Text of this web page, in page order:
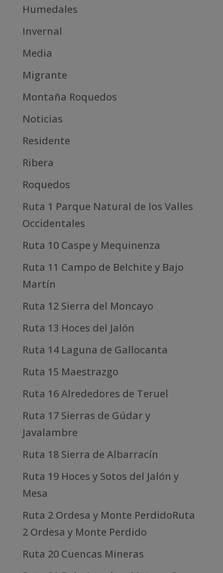
Humedales
Invernal
Media
Migrante
Montaña Roquedos
Noticias
Residente
Ribera
Roquedos
Ruta 1 Parque Natural de los Valles
Occidentales
Ruta 10 Caspe y Mequinenza
Ruta 11 Campo de Belchite y Bajo
Martín
Ruta 12 Sierra del Moncayo
Ruta 13 Hoces del Jalón
Ruta 14 Laguna de Gallocanta
Ruta 15 Maestrazgo
Ruta 16 Alrededores de Teruel
Ruta 17 Sierras de Gúdar y
Javalambre
Ruta 18 Sierra de Albarracín
Ruta 19 Hoces y Sotos del Jalón y
Mesa
Ruta 2 Ordesa y Monte PerdidoRuta
2 Ordesa y Monte Perdido
Ruta 20 Cuencas Mineras